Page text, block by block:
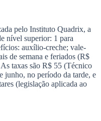
pelo Instituto Quadrix, a
nível superior: 1 para
auxílio-creche; vale-
de semana e feriados (R$
taxas são R$ 55 (Técnico
junho, no período da tarde, e
(legislação aplicada ao